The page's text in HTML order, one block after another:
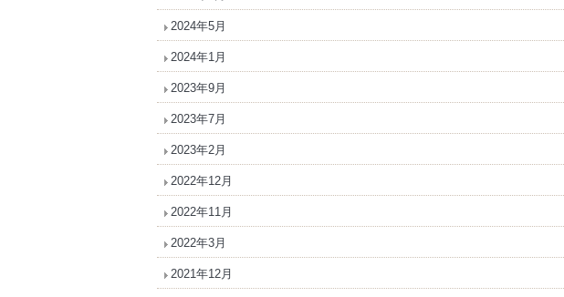
2024年5月
2024年1月
2023年9月
2023年7月
2023年2月
2022年12月
2022年11月
2022年3月
2021年12月